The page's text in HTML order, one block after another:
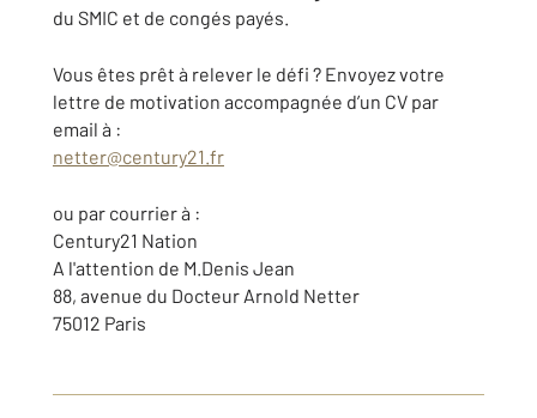
du SMIC et de congés payés.
Vous êtes prêt à relever le défi ? Envoyez votre
lettre de motivation accompagnée d’un CV par
email à :
netter@century21.fr
ou par courrier à :
Century21 Nation
A l'attention de M.Denis Jean
88, avenue du Docteur Arnold Netter
75012 Paris